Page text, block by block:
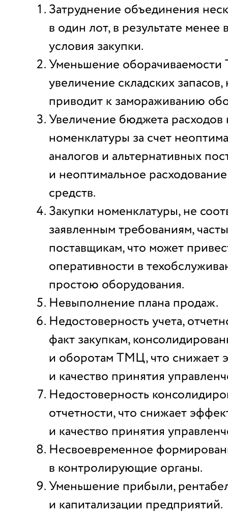
Затруднение объединения
в один лот, в результате менее
условия закупки.
Уменьшение
увеличение складских
приводит к замораживанию
Увеличение бюджета расходов
номенклатуры за счет
аналогов и альтернативных
и неоптимальное
средств.
Закупки номенклатуры, не
заявленным требованиям,
поставщикам, что может
оперативности в
простою оборудования.
Невыполнение плана продаж.
Недостоверность учета,
факт закупкам,
и оборотам ТМЦ, что снижает
и качество принятия
Недостоверность
отчетности, что снижает
и качество принятия
Несвоевременное
в контролирующие органы.
Уменьшение прибыли,
и капитализации предприятий.